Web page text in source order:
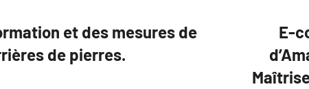
et des mesures de
de pierres.
E-